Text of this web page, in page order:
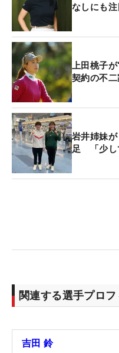
なしにも注
上田桃子
契約の不
岩井姉妹
足 「少し
関連する選手プロ
吉田 鈴